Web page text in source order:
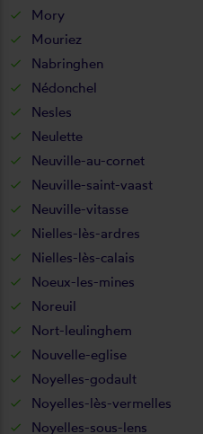
Mory
Mouriez
Nabringhen
Nédonchel
Nesles
Neulette
Neuville-au-cornet
Neuville-saint-vaast
Neuville-vitasse
Nielles-lès-ardres
Nielles-lès-calais
Noeux-les-mines
Noreuil
Nort-leulinghem
Nouvelle-eglise
Noyelles-godault
Noyelles-lès-vermelles
Noyelles-sous-lens